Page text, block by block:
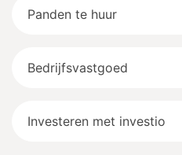
Panden te huur
Bedrijfsvastgoed
Investeren met investio